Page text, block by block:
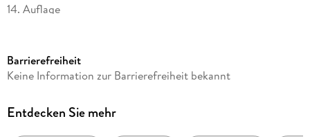
14. Auflage
Reihe
Autor/Autorin
Barrierefreiheit
Keine Information zur Barrierefreiheit bekannt
Entdecken Sie mehr